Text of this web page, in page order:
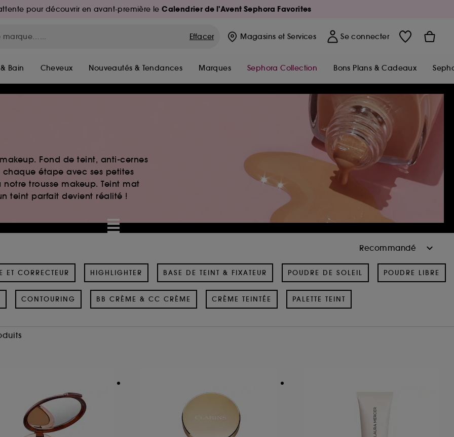
pour découvrir en avant-première leCalendrier de l'Avent Sephora Favorites
Effacer Magasins et Services Se connecter
Bain Cheveux Nouveautés & Tendances Marques Sephora Collection Bons Plans & Cadeaux
Fond de teint, anti-cernes
étape avec ses petites
trousse makeup. Teint mat
teint parfait devient réalité !
ET CORRECTEUR HIGHLIGHTER BASE DE TEINT & FIXATEUR POUDRE DE SOLEIL POUDRE LIBRE
CONTOURING BB CRÈME & CC CRÈME CRÈME TEINTÉE PALETTE TEINT